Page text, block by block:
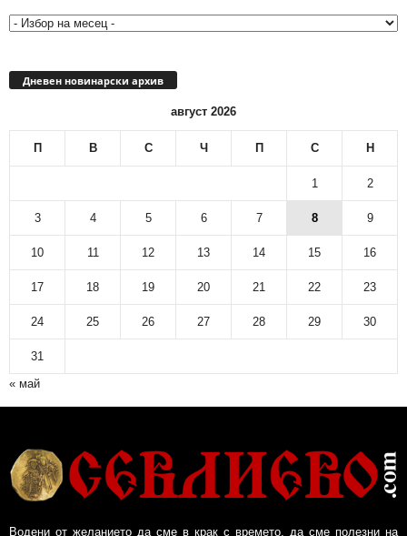
Дневен новинарски архив
август 2026
П В С Ч П С Н
1 2
3 4 5 6 7 8 9
10 11 12 13 14 15 16
17 18 19 20 21 22 23
24 25 26 27 28 29 30
31
« май
Водени от желанието да сме в крак с времето, да сме полезни на